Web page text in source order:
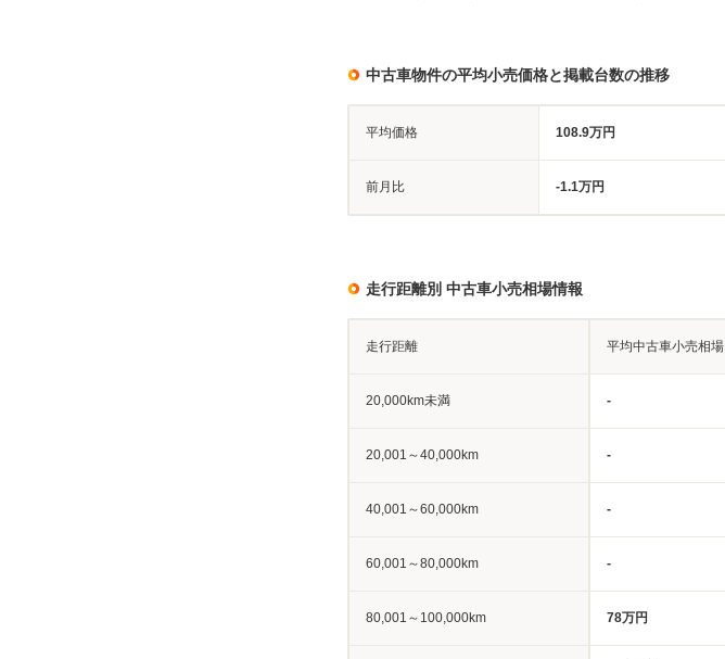
中古車物件の平均小売価格と掲載台数の推移
平均価格 108.9万円
前月比 -1.1万円
走行距離別 中古車小売相場情報
走行距離 平均中古車小売相場
20,000km未満 -
20,001～40,000km -
40,001～60,000km -
60,001～80,000km -
80,001～100,000km 78万円